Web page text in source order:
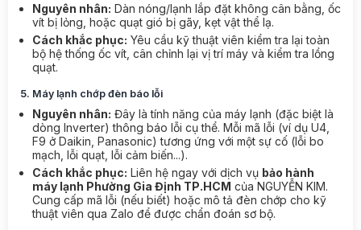
Nguyên nhân: Dàn nóng/lạnh lắp đặt không cân bằng, ốc
vít bị lỏng, hoặc quạt gió bị gãy, kẹt vật thể lạ.
Cách khắc phục: Yêu cầu kỹ thuật viên kiểm tra lại toàn
bộ hệ thống ốc vít, cân chỉnh lại vị trí máy và kiểm tra lồng
quạt.
5. Máy lạnh chớp đèn báo lỗi
Nguyên nhân: Đây là tính năng của máy lạnh (đặc biệt là
dòng Inverter) thông báo lỗi cụ thể. Mỗi mã lỗi (ví dụ U4,
F9 ở Daikin, Panasonic) tương ứng với một sự cố (lỗi bo
mạch, lỗi quạt, lỗi cảm biến...).
Cách khắc phục: Liên hệ ngay với dịch vụ bảo hành
máy lạnh Phường Gia Định TP.HCM của NGUYỄN KIM.
Cung cấp mã lỗi (nếu biết) hoặc mô tả đèn chớp cho kỹ
thuật viên qua Zalo để được chẩn đoán sơ bộ.